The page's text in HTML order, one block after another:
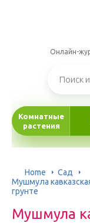
Онлайн-
Комнатные
растения
Home
Сад
Мушмула
грунте
Мушмула